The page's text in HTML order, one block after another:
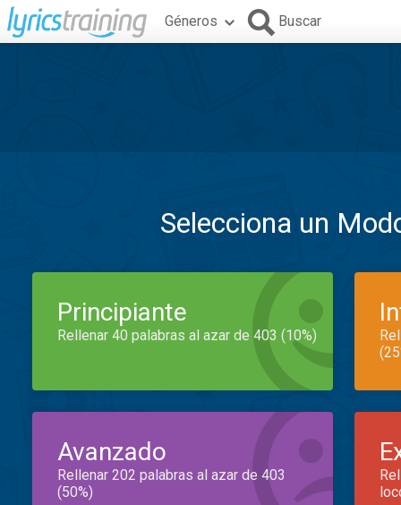
Géneros Buscar
Selecciona un
Principiante
Rellenar 40 palabras al azar de 403 (10%)
Avanzado
Rellenar 202 palabras al azar de 403
(50%)